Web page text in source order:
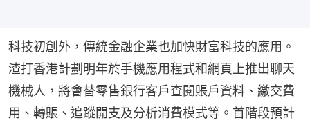
科技初創外，傳統金融企業也加快財富科技的應用。
渣打香港計劃明年於手機應用程式和網頁上推出聊天
機械人，將會替零售銀行客戶查閱賬戶資料、繳交費
用、轉賬、追蹤開支及分析消費模式等。首階段預計